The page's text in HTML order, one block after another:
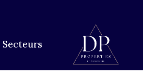
Secteurs